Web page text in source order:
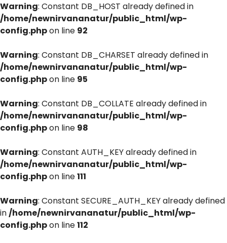
Warning: Constant DB_HOST already defined in
/home/newnirvananatur/public_html/wp-
config.phpon line 92
Warning: Constant DB_CHARSET already defined in
/home/newnirvananatur/public_html/wp-
config.phpon line 95
Warning: Constant DB_COLLATE already defined in
/home/newnirvananatur/public_html/wp-
config.phpon line 98
Warning: Constant AUTH_KEY already defined in
/home/newnirvananatur/public_html/wp-
config.phpon line111
Warning: Constant SECURE_AUTH_KEY already defined
in/home/newnirvananatur/public_html/wp-
config.phpon line112